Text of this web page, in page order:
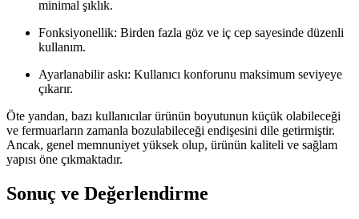
minimal şıklık.
Fonksiyonellik: Birden fazla göz ve iç cep sayesinde düzenli
kullanım.
Ayarlanabilir askı: Kullanıcı konforunu maksimum seviyeye
çıkarır.
Öte yandan, bazı kullanıcılar ürünün boyutunun küçük olabileceği
ve fermuarların zamanla bozulabileceği endişesini dile getirmiştir.
Ancak, genel memnuniyet yüksek olup, ürünün kaliteli ve sağlam
yapısı öne çıkmaktadır.
Sonuç ve Değerlendirme